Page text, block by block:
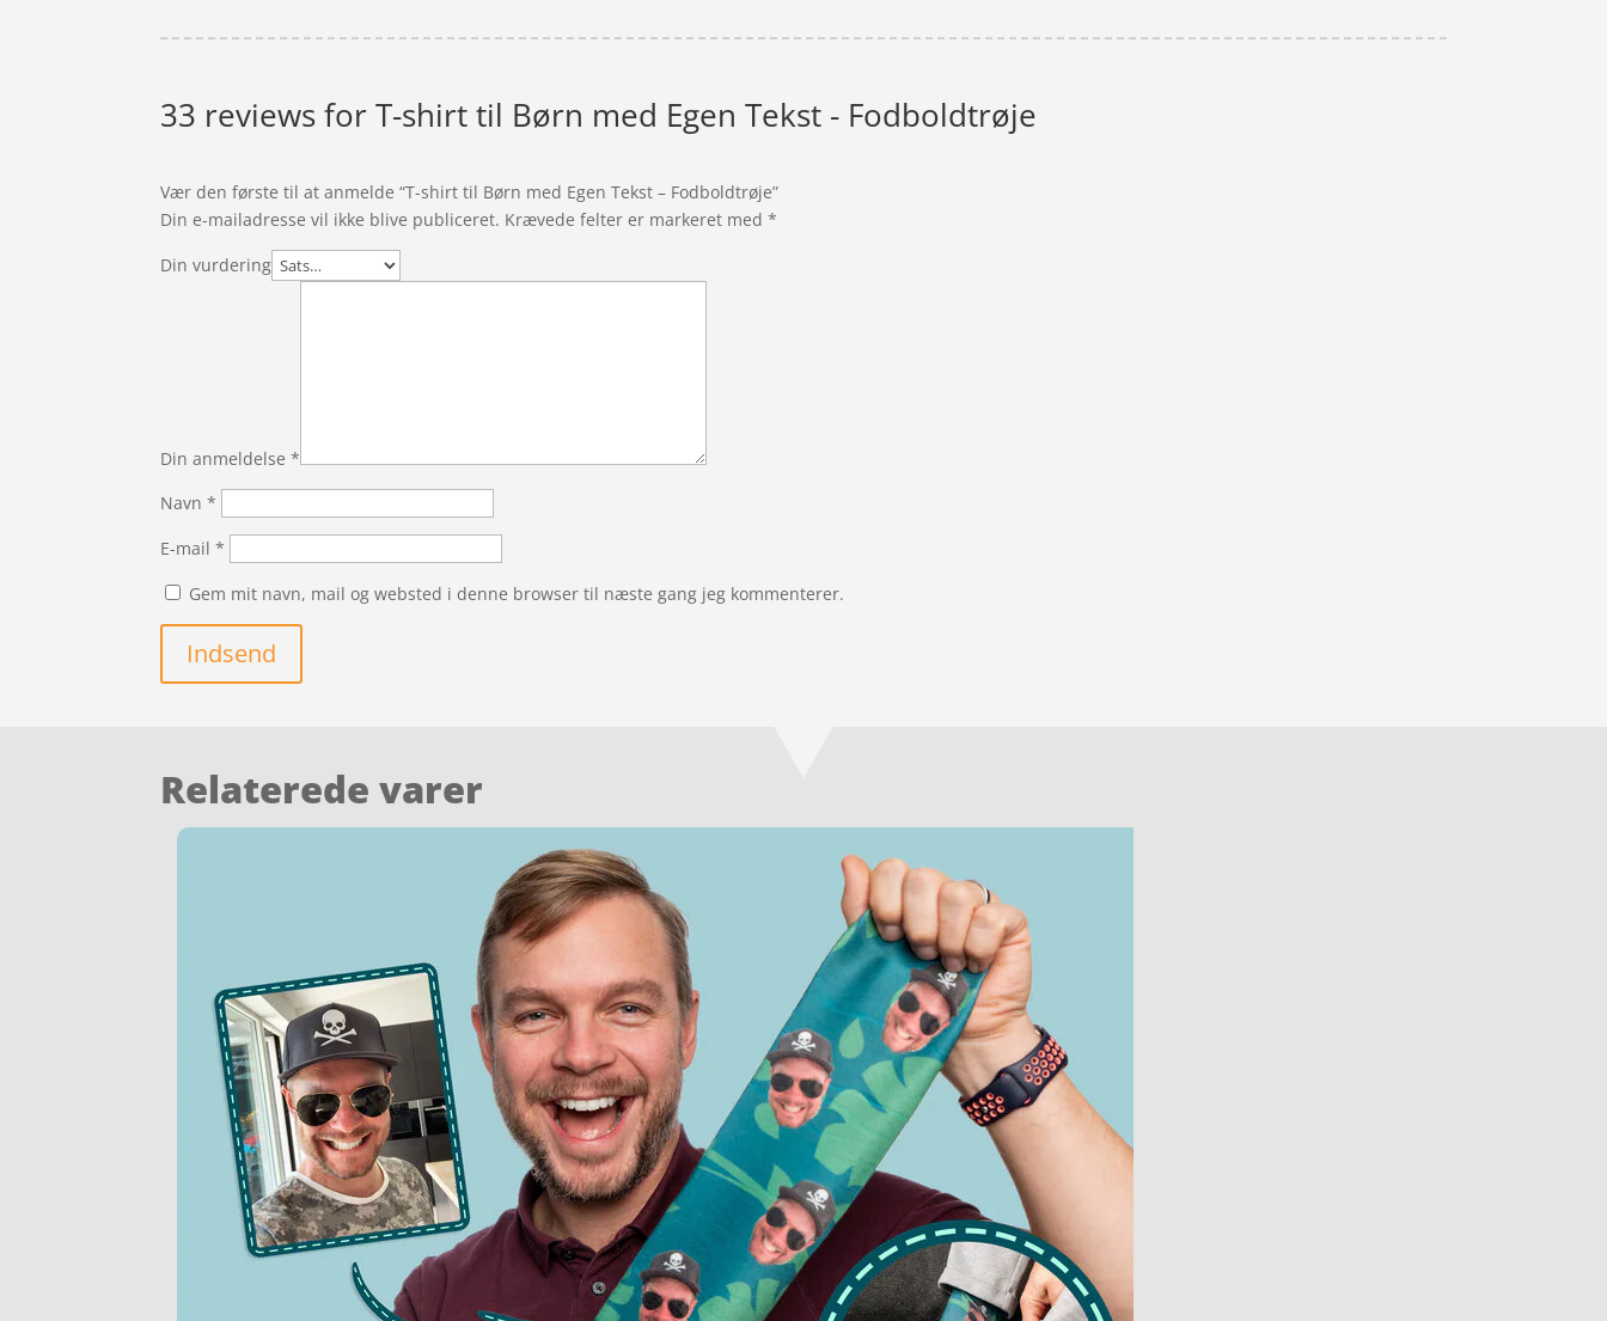
33 reviews forT-shirt til Børn med Egen Tekst - Fodboldtrøje
Vær den første til at anmelde “T-shirt til Børn med Egen Tekst – Fodboldtrøje”
Din e-mailadresse vil ikke blive publiceret. Krævede felter er markeret med*
Din vurdering
Din anmeldelse*
Navn*
E-mail*
Gem mit navn, mail og websted i denne browser til næste gang jeg kommenterer.
Indsend
Relaterede varer